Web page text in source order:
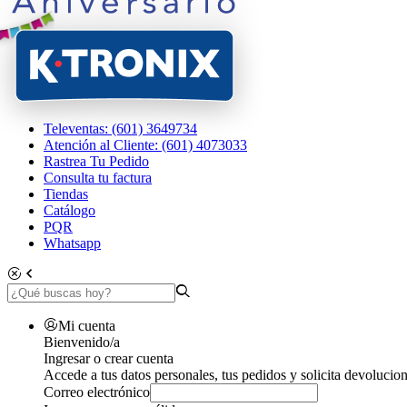
Televentas: (601) 3649734
Atención al Cliente: (601) 4073033
Rastrea Tu Pedido
Consulta tu factura
Tiendas
Catálogo
PQR
Whatsapp
Mi cuenta
Bienvenido/a
Ingresar o crear cuenta
Accede a tus datos personales, tus pedidos y solicita
Correo electrónico